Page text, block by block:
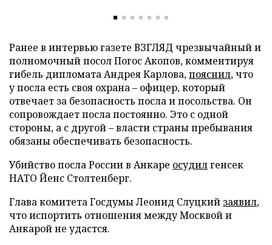
Ранее в интервью газете ВЗГЛЯД чрезвычайный и
полномочный посол Погос Акопов, комментируя
гибель дипломата Андрея Карлова,пояснил, что
у посла есть своя охрана – офицер, который
отвечает за безопасность посла и посольства. Он
сопровождает посла постоянно. Это с одной
стороны, а с другой – власти страны пребывания
обязаны обеспечивать безопасность.
Убийство посла России в Анкаре осудилгенсек
НАТО Йенс Столтенберг.
Глава комитета Госдумы Леонид Слуцкий заявил,
что испортить отношения между Москвой и
Анкарой не удастся.